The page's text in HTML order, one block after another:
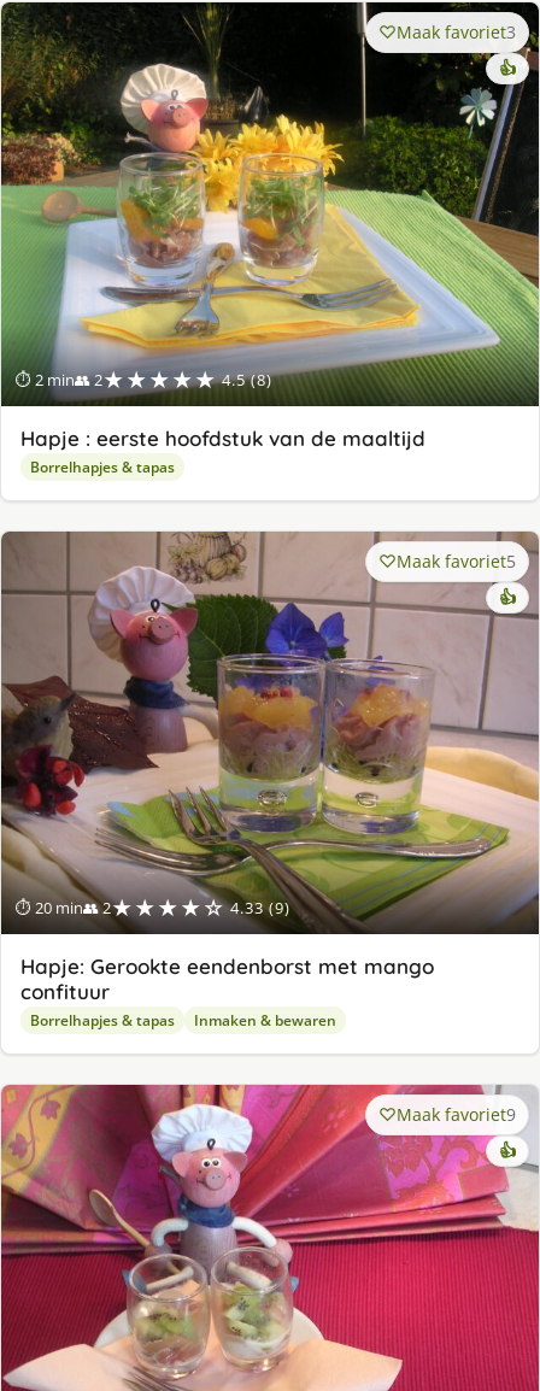
⏱ 2 min👥 2★★★★★ 4.5 (8)
Maak favoriet3
👍
Hapje : eerste hoofdstuk van de maaltijd
Borrelhapjes & tapas
⏱ 20 min👥 2★★★★☆ 4.33 (9)
Maak favoriet5
👍
Hapje: Gerookte eendenborst met mango
confituur
Borrelhapjes & tapas Inmaken & bewaren
Maak favoriet9
👍